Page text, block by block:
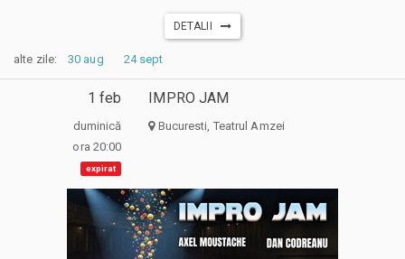
DETALII
alte zile: 30 aug 24 sept
1 feb
duminică
ora 20:00
expirat
IMPRO JAM
Bucuresti, Teatrul Amzei